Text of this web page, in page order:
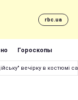
rbc.ua
Гороскопы
вечірку в костюмі